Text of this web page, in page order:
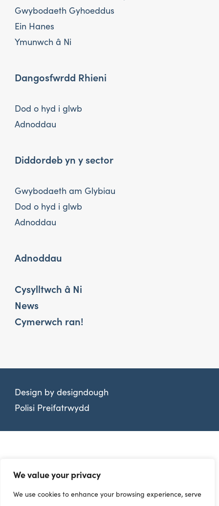
We value your privacy
We use cookies to enhance your browsing experience, serve
Gwybodaeth Gyhoeddus
Ein Hanes
Ymunwch â Ni
Dangosfwrdd Rhieni
Dod o hyd i glwb
Adnoddau
Diddordeb yn y sector
Gwybodaeth am Glybiau
Dod o hyd i glwb
Adnoddau
Adnoddau
Cysylltwch â Ni
News
Cymerwch ran!
Design by designdough
Polisi Preifatrwydd